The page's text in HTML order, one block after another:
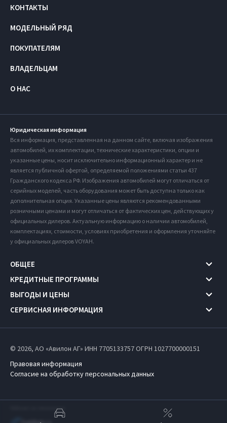
КОНТАКТЫ
МОДЕЛЬНЫЙ РЯД
ПОКУПАТЕЛЯМ
ВЛАДЕЛЬЦАМ
О НАС
Юридическая информация
Вся информация, представленная на данном сайте, включая изображения
автомобилей, их комплектации, технические характеристики, опции и
указанные цены, носит исключительно информационный характер и не
является публичной офертой, определяемой положениями статьи 437
Гражданского кодекса РФ. Изображения автомобилей могут отличаться от
серийных моделей, часть оборудования может быть доступна только как
дополнительная опция. Указанные цены являются рекомендованными
розничными ценами и могут отличаться от фактических цен, действующих у
официальных дилеров. Актуальную информацию о наличии автомобилей,
комплектациях, стоимости, условиях приобретения и оформления уточняйте
у официальных дилеров VOYAH.
ОБЩЕЕ
КРЕДИТНЫЕ ПРОГРАММЫ
ВЫГОДЫ И ЦЕНЫ
СЕРВИСНАЯ ИНФОРМАЦИЯ
© 2026, АО «Авилон АГ» ИНН 7705133757ОГРН 1027700000151
Правовая информация
Согласие на обработку персональных данных
Работает на технологиях